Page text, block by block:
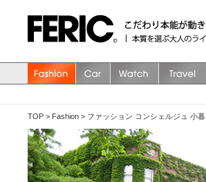
TOP > Fashion > ファッション コンシェルジュ 小